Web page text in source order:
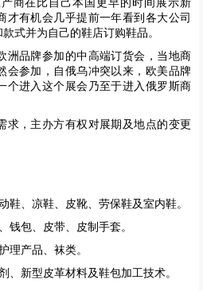
才有机会几乎提前一年看到各大公司
式并为自己的鞋店订购鞋品。
洲品牌参加的中高端订货会，当地商
会参加，自俄乌冲突以来，欧美品牌
个进入这个展会乃至于进入俄罗斯商
求，主办方有权对展期及地点的变更
鞋、凉鞋、皮靴、劳保鞋及室内鞋。
钱包、皮带、皮制手套。
理产品、袜类。
、新型皮革材料及鞋包加工技术。